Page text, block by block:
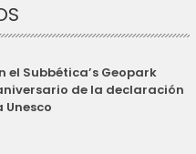
el Subbética’s Geopark
de la declaración